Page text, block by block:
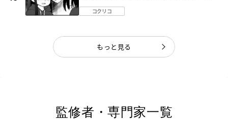
コクリコ
もっと見る
監修者・専門家一覧